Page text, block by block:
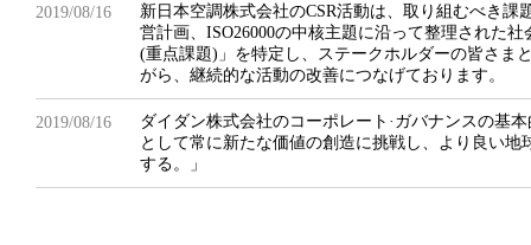
2019/08/16
新日本空調株式会社のCSR活動は、取り組むべき課
営計画、ISO26000の中核主題に沿って整理された
(重点課題)」を特定し、ステークホルダーの皆さま
がら、継続的な活動の改善につなげております。
2019/08/16
ダイダン株式会社のコーポレート·ガバナンスの基
として常に新たな価値の創造に挑戦し、より良い
する。」